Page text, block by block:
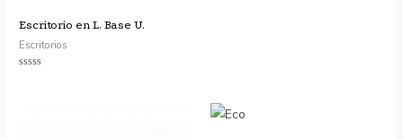
Escritorio en L. Base U.
Escritorios